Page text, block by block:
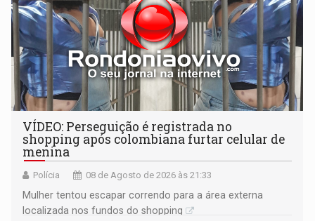
VÍDEO: Perseguição é registrada no
shopping após colombiana furtar celular de
menina
Polícia 08 de Agosto de 2026 às 21:33
Mulher tentou escapar correndo para a área externa
localizada nos fundos do shopping